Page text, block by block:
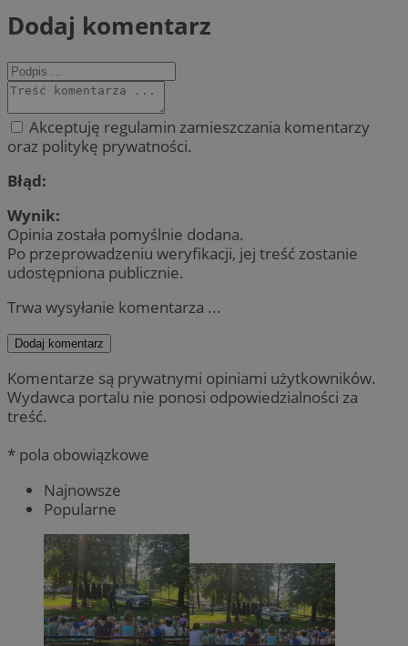
Dodaj komentarz
Akceptuję regulamin zamieszczania komentarzy
oraz politykę prywatności.
Błąd:
Wynik:
Opinia została pomyślnie dodana.
Po przeprowadzeniu weryfikacji, jej treść zostanie
udostępniona publicznie.
Trwa wysyłanie komentarza ...
Dodaj komentarz
Komentarze są prywatnymi opiniami użytkowników.
Wydawca portalu nie ponosi odpowiedzialności za
treść.
* pola obowiązkowe
Najnowsze
Popularne